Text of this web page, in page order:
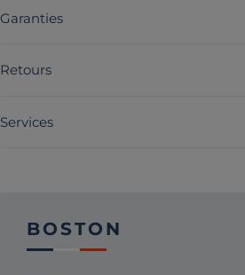
Garanties
Retours
Services
BOSTON